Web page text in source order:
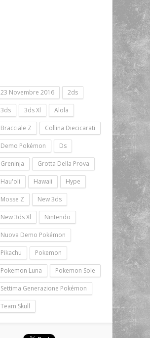
23 Novembre 2016 2ds
3ds 3ds Xl Alola
Bracciale Z Collina Diecicarati
Demo Pokémon Ds
Greninja Grotta Della Prova
Hau'oli Hawaii Hype
Mosse Z New 3ds
New 3ds Xl Nintendo
Nuova Demo Pokémon
Pikachu Pokemon
Pokemon Luna Pokemon Sole
Settima Generazione Pokémon
Team Skull